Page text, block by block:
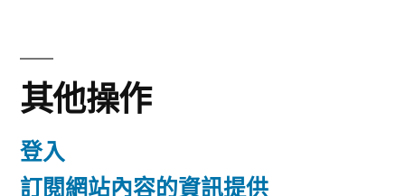
其他操作
登入
訂閱網站內容的資訊提供